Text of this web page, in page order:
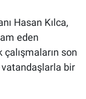
Hasan Kılca,
eden
çalışmaların son
vatandaşlarla bir